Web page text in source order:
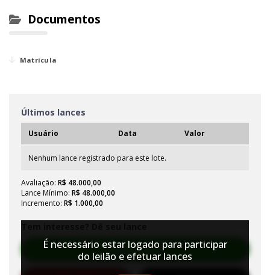
Documentos
Matrícula
Últimos lances
Usuário Data Valor
Nenhum lance registrado para este lote.
Avaliação: R$ 48.000,00
Lance Mínimo: R$ 48.000,00
Incremento: R$ 1.000,00
Efetuar Lance
É necessário estar logado para participar
do leilão e efetuar lances